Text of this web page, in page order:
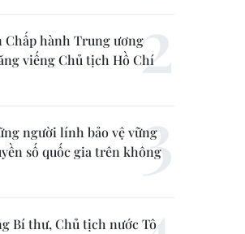
Chấp hành Trung ương
viếng Chủ tịch Hồ Chí
người lính bảo vệ vững
số quốc gia trên không
Bí thư, Chủ tịch nước Tô